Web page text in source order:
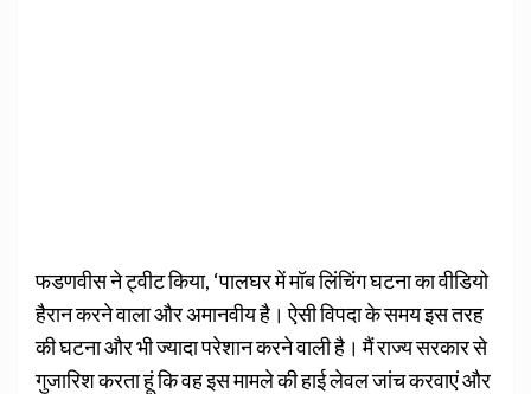
फडणवीस ने ट्वीट किया, ‘पालघर में मॉब लिंचिंग घटना का वीडियो
हैरान करने वाला और अमानवीय है। ऐसी विपदा के समय इस तरह
की घटना और भी ज्यादा परेशान करने वाली है। मैं राज्य सरकार से
गुजारिश करता हूं कि वह इस मामले की हाई लेवल जांच करवाएं और